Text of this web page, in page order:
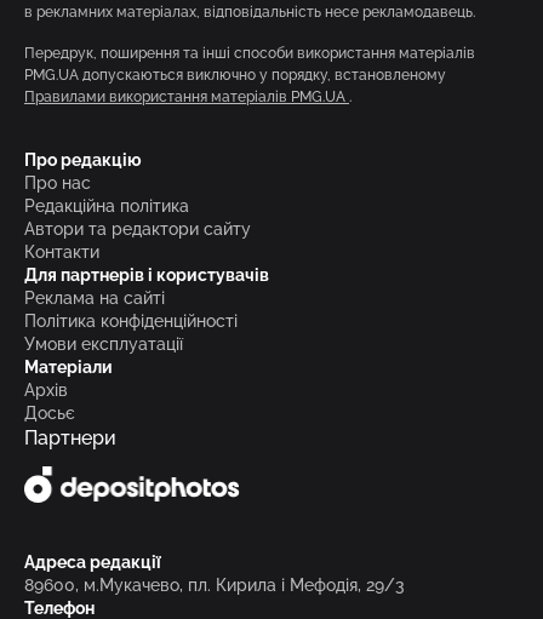
в рекламних матеріалах, відповідальність несе рекламодавець.
Передрук, поширення та інші способи використання матеріалів
PMG.UA допускаються виключно у порядку, встановленому
Правилами використання матеріалів PMG.UA .
Про редакцію
Про нас
Редакційна політика
Автори та редактори сайту
Контакти
Для партнерів і користувачів
Реклама на сайті
Політика конфіденційності
Умови експлуатації
Матеріали
Архів
Досьє
Партнери
Адреса редакції
89600, м.Мукачево, пл. Кирила і Мефодія, 29/3
Телефон